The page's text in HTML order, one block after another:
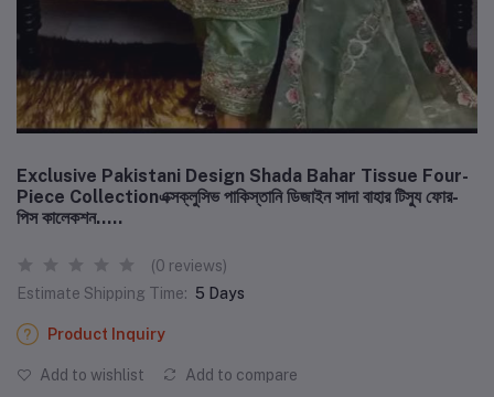
Exclusive Pakistani Design Shada Bahar Tissue Four-
Piece Collectionএক্সক্লুসিভ পাকিস্তানি ডিজাইন সাদা বাহার টিস্যু ফোর-
পিস কালেকশন.....
(0 reviews)
Estimate Shipping Time: 5 Days
Product Inquiry
Add to wishlist Add to compare